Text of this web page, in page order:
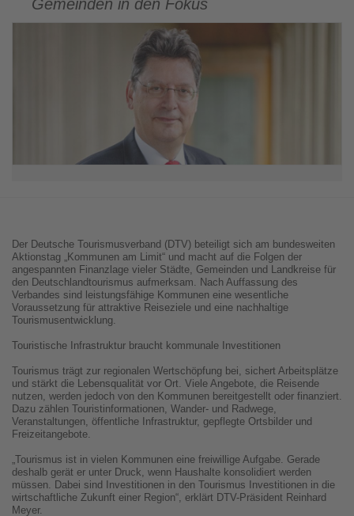
losGemeinden in den Fokus
Der Deutsche Tourismusverband (DTV) beteiligt sich am bundesweiten
Aktionstag „Kommunen am Limit“ und macht auf die Folgen der
angespannten Finanzlage vieler Städte, Gemeinden und Landkreise für
den Deutschlandtourismus aufmerksam. Nach Auffassung des
Verbandes sind leistungsfähige Kommunen eine wesentliche
Voraussetzung für attraktive Reiseziele und eine nachhaltige
Tourismusentwicklung.
Touristische Infrastruktur braucht kommunale Investitionen
Tourismus trägt zur regionalen Wertschöpfung bei, sichert Arbeitsplätze
und stärkt die Lebensqualität vor Ort. Viele Angebote, die Reisende
nutzen, werden jedoch von den Kommunen bereitgestellt oder finanziert.
Dazu zählen Touristinformationen, Wander- und Radwege,
Veranstaltungen, öffentliche Infrastruktur, gepflegte Ortsbilder und
Freizeitangebote.
„Tourismus ist in vielen Kommunen eine freiwillige Aufgabe. Gerade
deshalb gerät er unter Druck, wenn Haushalte konsolidiert werden
müssen. Dabei sind Investitionen in den Tourismus Investitionen in die
wirtschaftliche Zukunft einer Region“, erklärt DTV-Präsident Reinhard
Meyer.